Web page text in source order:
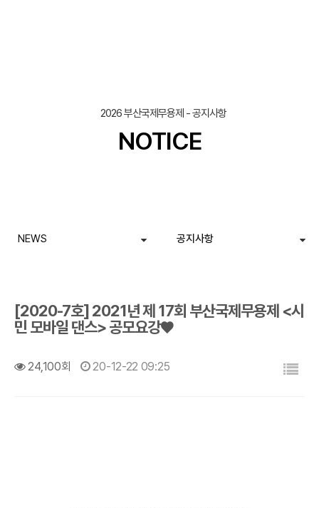
2026 부산국제무용제 - 공지사항
NOTICE
NEWS 공지사항
[2020-7호] 2021년 제 17회 부산국제무용제 <시
민 모바일 댄스> 공모요강♥ ​
24,100회 20-12-22 09:25